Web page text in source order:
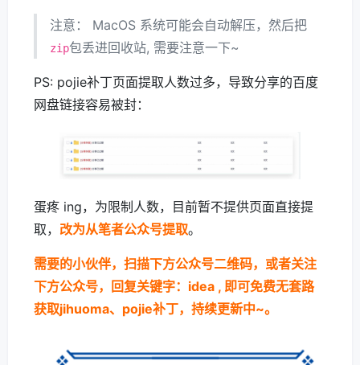
注意： MacOS 系统可能会自动解压，然后把
zip包丢进回收站, 需要注意一下~
PS: pojie补丁页面提取人数过多，导致分享的百度
网盘链接容易被封：
蛋疼 ing，为限制人数，目前暂不提供页面直接提
取， 改为从笔者公众号提取。
需要的小伙伴，扫描下方公众号二维码，或者关注
下方公众号，回复关键字：idea , 即可免费无套路
获取jihuoma、pojie补丁，持续更新中~。